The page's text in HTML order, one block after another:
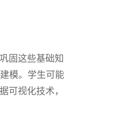
固这些基础知
模。学生可能
可视化技术，